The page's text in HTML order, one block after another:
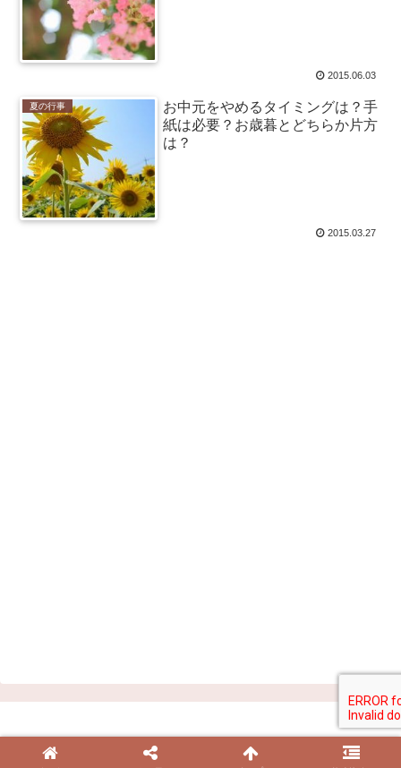
2015.06.03
夏の行事
お中元をやめるタイミングは？手
紙は必要？お歳暮とどちらか片方
は？
2015.03.27
© 2015 四季のメモノート.